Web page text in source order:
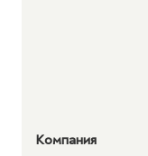
Компания